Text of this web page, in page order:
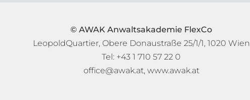
© AWAK Anwaltsakademie FlexCo
LeopoldQuartier, Obere Donaustraße 25/1/1, 1020 Wien
Tel: +43 1 710 57 22 0
office@awak.at, www.awak.at